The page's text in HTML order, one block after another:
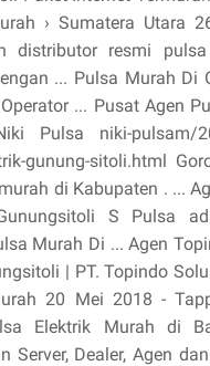
› Sumatera Utara
distributor resmi
... Pulsa Murah Di
... Pusat Agen
Pulsa niki-pulsam/
gunung-sitoli.html
di Kabupaten . ...
S Pulsa
Murah Di ... Agen
| PT. Topindo
20 Mei 2018 -
Elektrik Murah di
Server, Dealer, Agen